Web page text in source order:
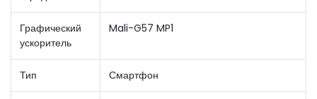
Графический
ускоритель
Mali-G57 MP1
Тип Смартфон